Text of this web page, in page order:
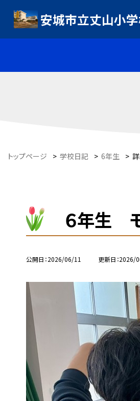
安城市立丈山小
トップページ > 学校日記 > 6年生 >
６年生
公開日 2026/06/11 更新日 2026/